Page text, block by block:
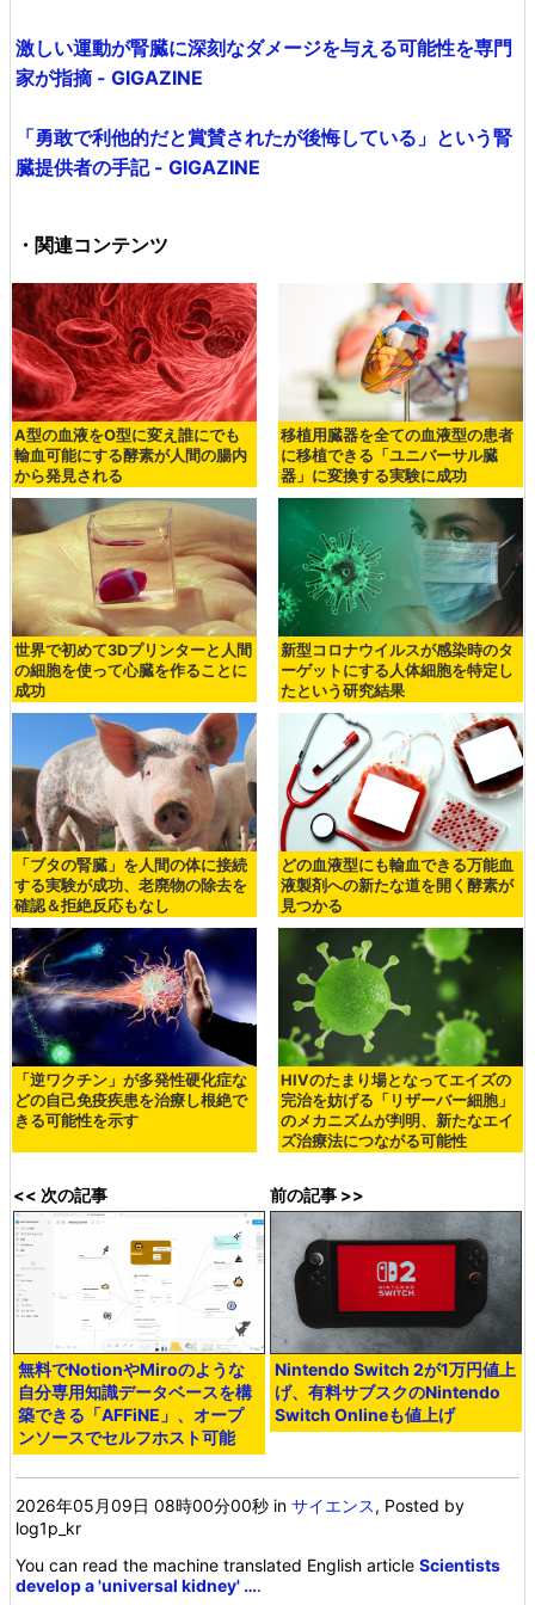
激しい運動が腎臓に深刻なダメージを与える可能性を専門
家が指摘 - GIGAZINE
「勇敢で利他的だと賞賛されたが後悔している」という腎
臓提供者の手記 - GIGAZINE
・関連コンテンツ
A型の血液をO型に変え誰にでも
輸血可能にする酵素が人間の腸内
から発見される
移植用臓器を全ての血液型の患者
に移植できる「ユニバーサル臓
器」に変換する実験に成功
世界で初めて3Dプリンターと人間
の細胞を使って心臓を作ることに
成功
新型コロナウイルスが感染時のタ
ーゲットにする人体細胞を特定し
たという研究結果
「ブタの腎臓」を人間の体に接続
する実験が成功、老廃物の除去を
確認＆拒絶反応もなし
どの血液型にも輸血できる万能血
液製剤への新たな道を開く酵素が
見つかる
「逆ワクチン」が多発性硬化症な
どの自己免疫疾患を治療し根絶で
きる可能性を示す
HIVのたまり場となってエイズの
完治を妨げる「リザーバー細胞」
のメカニズムが判明、新たなエイ
ズ治療法につながる可能性
<< 次の記事
無料でNotionやMiroのような
自分専用知識データベースを構
築できる「AFFiNE」、オープ
ンソースでセルフホスト可能
前の記事 >>
Nintendo Switch 2が1万円値上
げ、有料サブスクのNintendo
Switch Onlineも値上げ
2026年05月09日 08時00分00秒 inサイエンス, Posted by
log1p_kr
You can read the machine translated English articleScientists
develop a 'universal kidney' ….